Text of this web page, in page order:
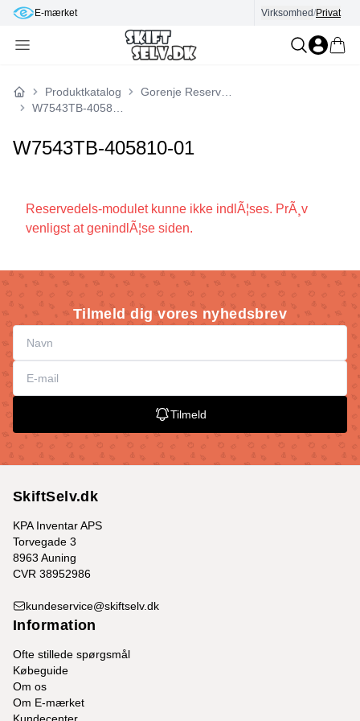
E-mærket Virksomhed/Privat
Forside
Produktkatalog
W7543TB-405810-01
Reservedels-modulet kunne ikke indlÃ¦ses. PrÃ¸v
venligst at genindlÃ¦se siden.
Tilmeld dig vores nyhedsbrev
Tilmeld
SkiftSelv.dk
KPA Inventar APS
Torvegade 3
8963 Auning
CVR 38952986
kundeservice@skiftselv.dk
Information
Ofte stillede spørgsmål
Købeguide
Om os
Om E-mærket